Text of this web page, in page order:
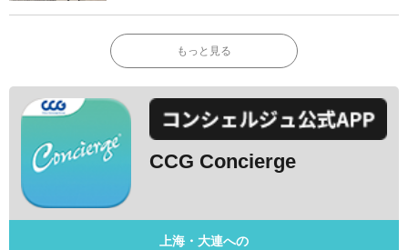
もっと見る
CCG Concierge
上海・大連への